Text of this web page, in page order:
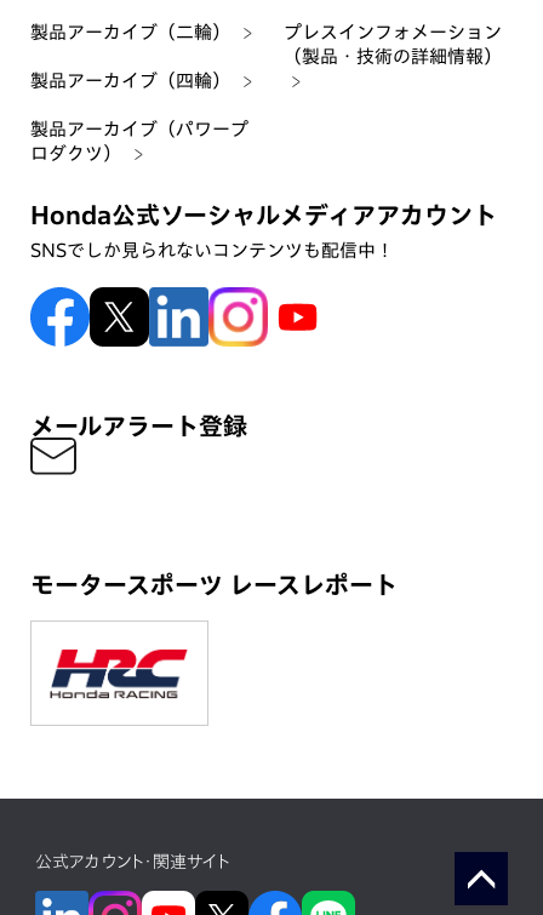
製品アーカイブ（二輪）
製品アーカイブ（四輪）
製品アーカイブ（パワープ
ロダクツ）
プレスインフォメーション
（製品・技術の詳細情報）
Honda公式ソーシャルメディアアカウント
SNSでしか見られないコンテンツも配信中！
メールアラート登録
モータースポーツ レースレポート
公式アカウント・関連サイト